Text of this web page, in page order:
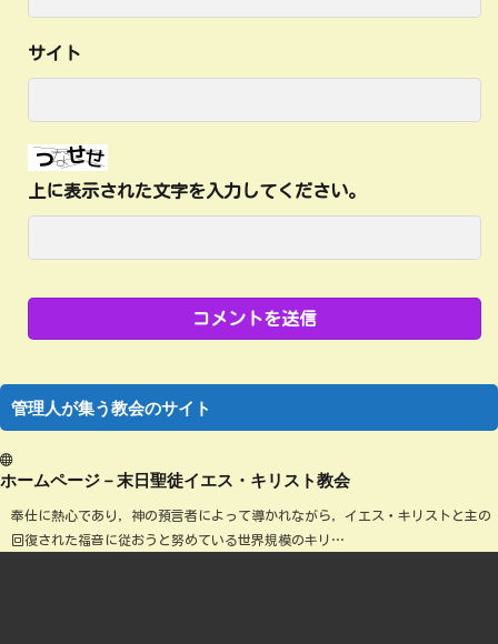
サイト
上に表示された文字を入力してください。
管理人が集う教会のサイト
ホームページ－末日聖徒イエス・キリスト教会
奉仕に熱心であり，神の預言者によって導かれながら，イエス・キリストと主の
回復された福音に従おうと努めている世界規模のキリ…